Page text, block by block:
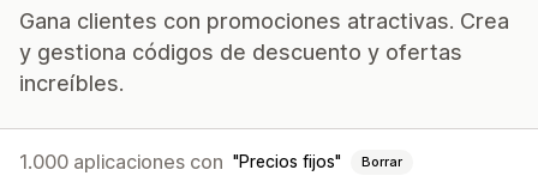
Gana clientes con promociones atractivas. Crea
y gestiona códigos de descuento y ofertas
increíbles.
1.000 aplicaciones con Precios fijos Borrar